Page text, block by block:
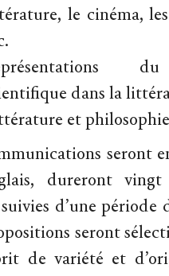
le cinéma,
dans la
et philosophie
seront
dureront
d’une période
seront
de variété et